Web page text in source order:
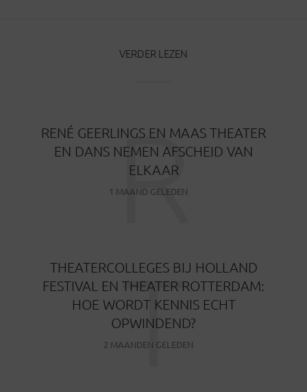
VERDER LEZEN
RENÉ GEERLINGS EN MAAS THEATER
EN DANS NEMEN AFSCHEID VAN
ELKAAR
1 MAAND GELEDEN
R
THEATERCOLLEGES BIJ HOLLAND
FESTIVAL EN THEATER ROTTERDAM:
HOE WORDT KENNIS ECHT
OPWINDEND?
2 MAANDEN GELEDEN
T